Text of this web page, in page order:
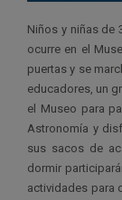
Niños y niñas de
ocurre en el
puertas y se
educadores, un
el Museo para
Astronomía y
sus sacos de
dormir
actividades para